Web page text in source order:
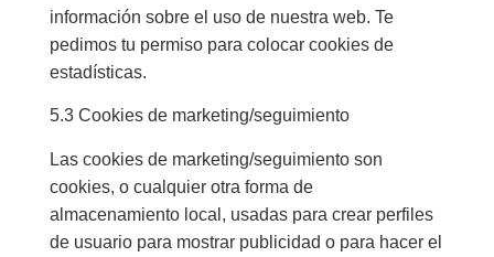
información sobre el uso de nuestra web. Te
pedimos tu permiso para colocar cookies de
estadísticas.
5.3 Cookies de marketing/seguimiento
Las cookies de marketing/seguimiento son
cookies, o cualquier otra forma de
almacenamiento local, usadas para crear perfiles
de usuario para mostrar publicidad o para hacer el